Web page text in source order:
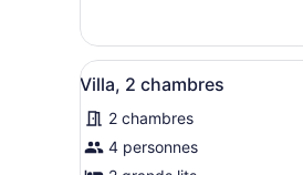
Chambre
économique
double
Afficher
toutes
les
photos
6
Villa, 2 chambres
2 chambres
4 personnes